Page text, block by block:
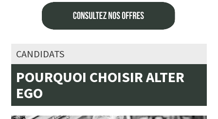
CANDIDATS
POURQUOI CHOISIR ALTER
EGO